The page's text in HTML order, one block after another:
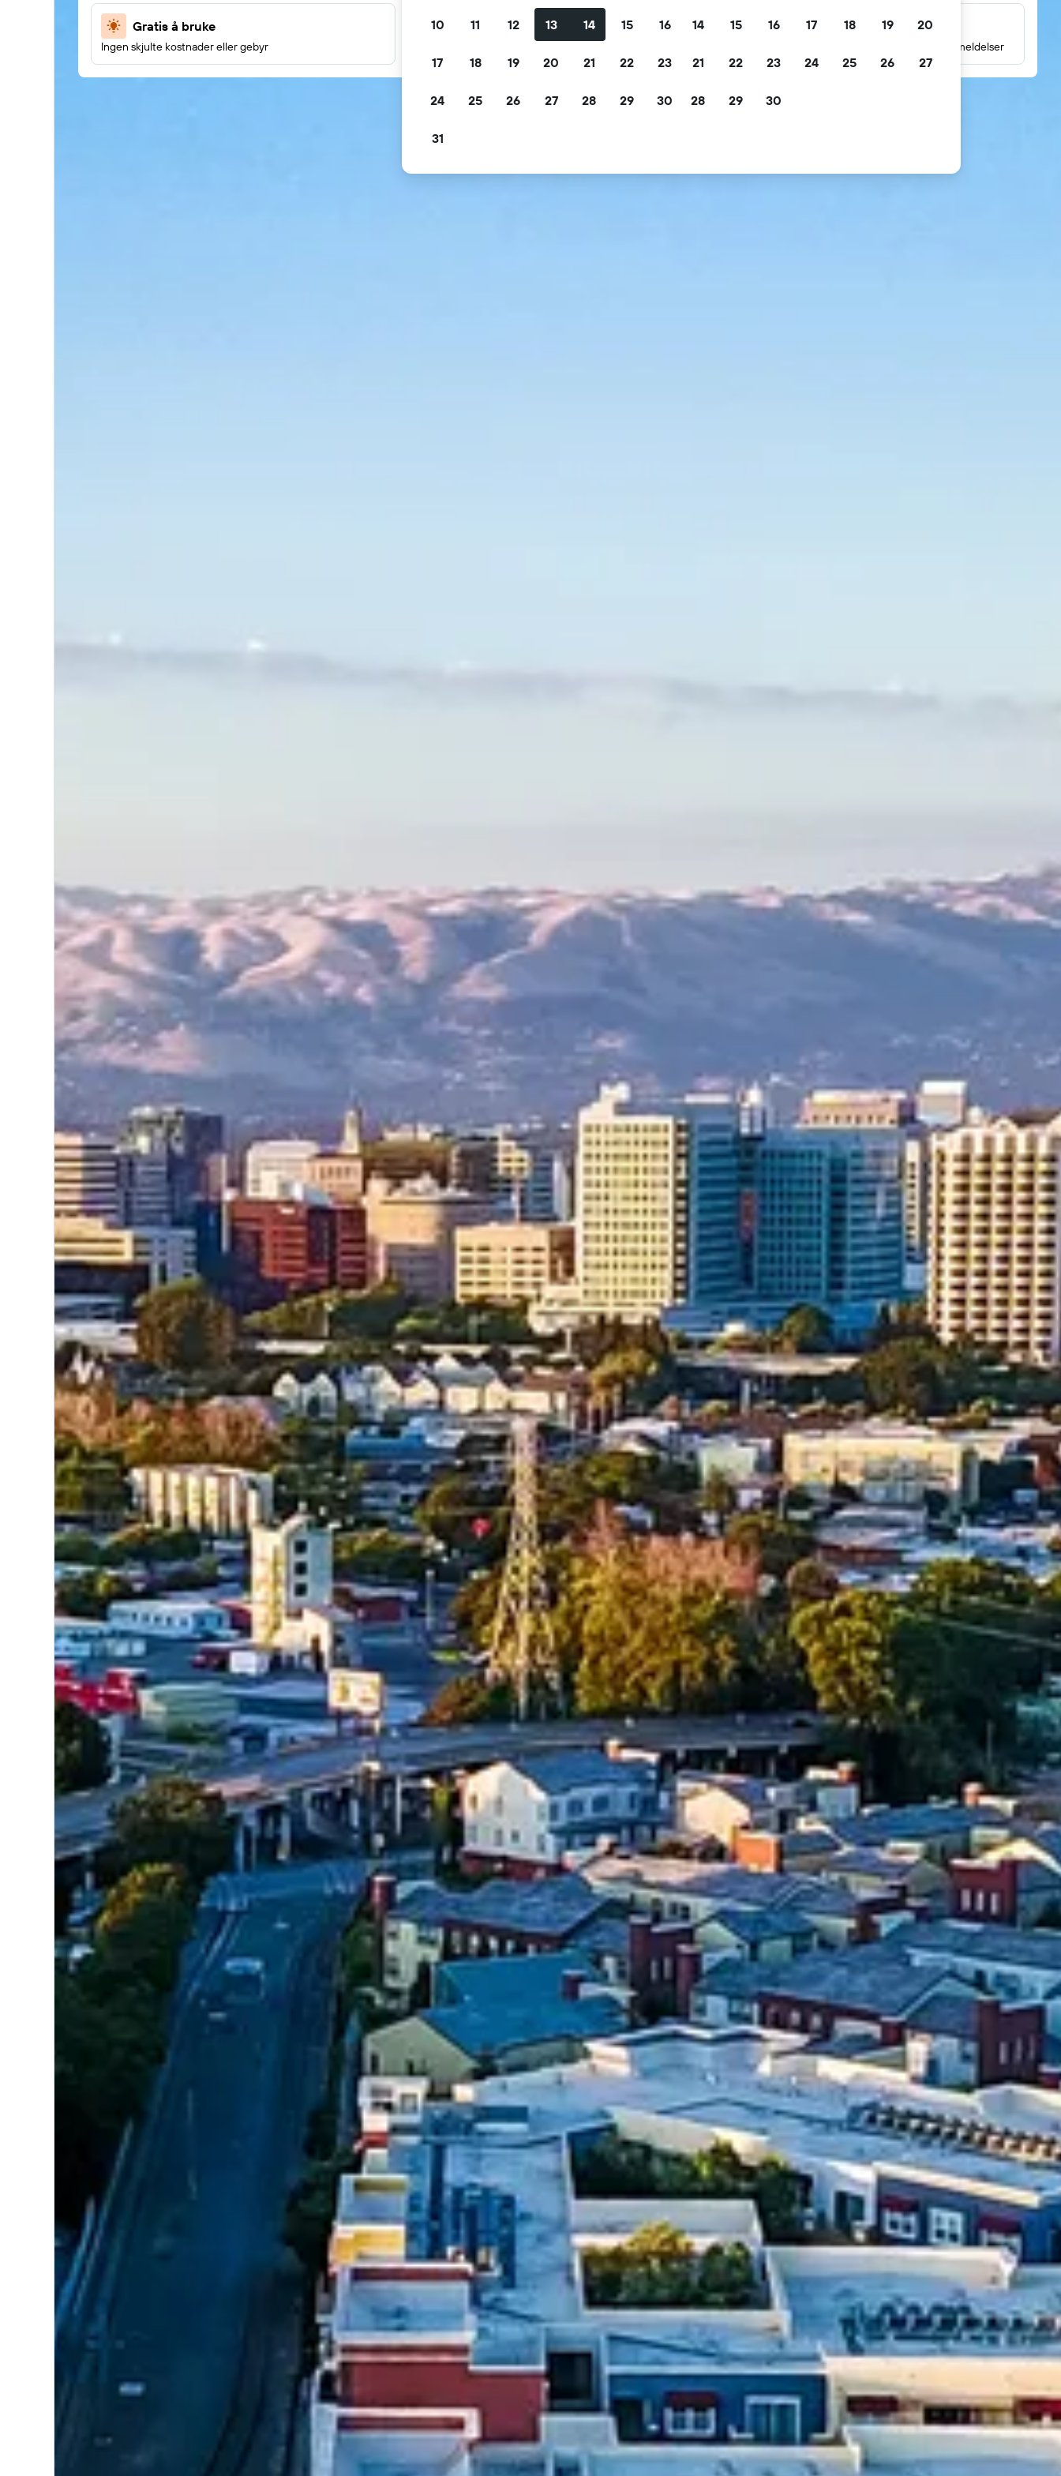
Gratis å bruke
Ingen skjulte kostnader eller gebyr
Filtre tilbudene dine Millioner av gjesteanmeldelser
Les vurderinger basert på millioner av gjesteanmeldelser
10 11 12 13 14 15 16
17 18 19 20 21 22 23
24 25 26 27 28 29 30
31
14 15 16 17 18 19 20
21 22 23 24 25 26 27
28 29 30